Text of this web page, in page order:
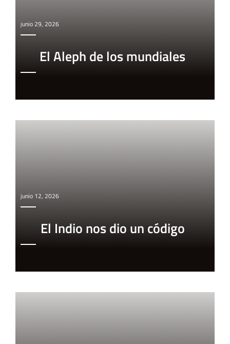
junio 29, 2026
El Aleph de los mundiales
junio 12, 2026
El Indio nos dio un código